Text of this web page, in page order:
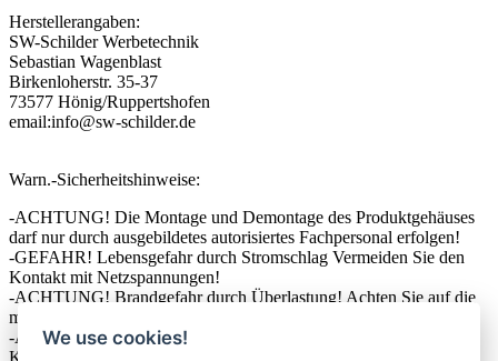
Herstellerangaben:
SW-Schilder Werbetechnik
Sebastian Wagenblast
Birkenloherstr. 35-37
73577 Hönig/Ruppertshofen
email:info@sw-schilder.de
Warn.-Sicherheitshinweise:
-ACHTUNG! Die Montage und Demontage des Produktgehäuses
darf nur durch ausgebildetes autorisiertes Fachpersonal erfolgen!
-GEFAHR! Lebensgefahr durch Stromschlag Vermeiden Sie den
Kontakt mit Netzspannungen!
-ACHTUNG! Brandgefahr durch Überlastung! Achten Sie auf die
maximalen Ausgangsströme des Produktes!
-ACHTUNG! Kurzschlussgefahr! Überbrücken Sie keine
Kontakte! Stecken Sie keine Gegenstände in Lüftungsschlitze oder
We use cookies!